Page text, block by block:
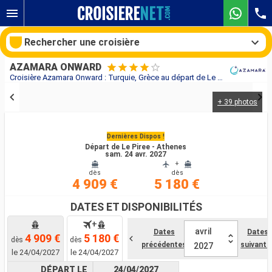
Croisière Azamara Onward : Turquie, Grèce au départ de Le Piree - Athenes
AZAMARA ONWARD
+ 39 photos
Dernières Dispos !
Départ de Le Piree - Athenes
sam. 24 avr. 2027
dès
4 909 €
+
dès
5 180 €
DATES ET DISPONIBILITÉS
dès 4 909 €
le 24/04/2027
+
dès 5 180 €
le 24/04/2027
Dates
précédentes
avril
2027
Dates
DÉPART LE
24/04/2027
Rechercher une croisière
Compagnies